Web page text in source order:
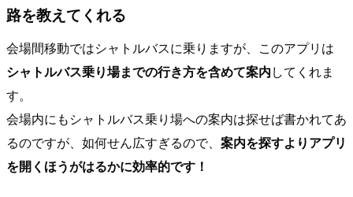
路を教えてくれる
会場間移動ではシャトルバスに乗りますが、このアプリは
シャトルバス乗り場までの行き方を含めて案内してくれま
す。
会場内にもシャトルバス乗り場への案内は探せば書かれてあ
るのですが、如何せん広すぎるので、 案内を探すよりアプリ
を開くほうがはるかに効率的です！